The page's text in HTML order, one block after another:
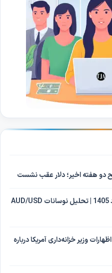
دو هفته اخیر؛ دلار عقب نشست
بازار فارکس امروز 14 مرداد 1405 | تحلیل نوسانات AUD/USD
وزیر خزانه‌داری آمریکا درباره